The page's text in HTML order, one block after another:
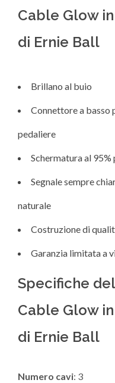
Cable Glow
di Ernie Ball
Brillano al buio
Connettore a
pedaliere
Schermatura al
Segnale sempre
naturale
Costruzione di
Garanzia limitata a
Specifiche
Cable Glow
di Ernie Ball
Numero cavi: 3